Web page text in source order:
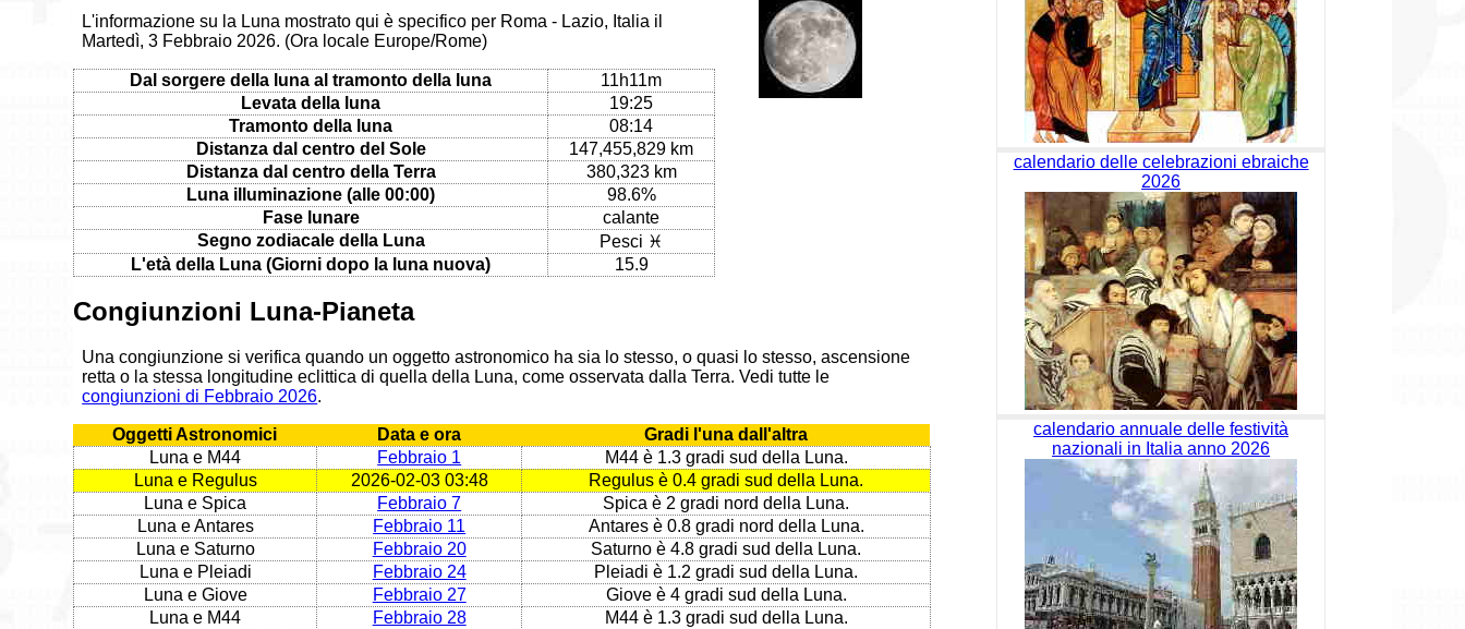
L'informazione su la Luna mostrato qui è specifico per Roma - Lazio, Italia il
Martedì, 3 Febbraio 2026. (Ora locale Europe/Rome)
Dal sorgere della luna al tramonto della luna
11h11m
Levata della luna
19:25
Tramonto della luna
08:14
Distanza dal centro del Sole
147,455,829 km
Distanza dal centro della Terra
380,323 km
Luna illuminazione (alle 00:00)
98.6%
Fase lunare
calante
Segno zodiacale della Luna
Pesci ♓
L'età della Luna (Giorni dopo la luna nuova)
15.9
Congiunzioni Luna-Pianeta
Una congiunzione si verifica quando un oggetto astronomico ha sia lo stesso, o quasi lo stesso, ascensione
retta o la stessa longitudine eclittica di quella della Luna, come osservata dalla Terra. Vedi tutte le
congiunzioni di Febbraio 2026.
Oggetti Astronomici Data e ora
Gradi l'una dall'altra
Luna e M44
Febbraio 1
M44 è 1.3 gradi sud della Luna.
Luna e Regulus
2026-02-03 03:48
Regulus è 0.4 gradi sud della Luna.
Luna e Spica
Febbraio 7
Spica è 2 gradi nord della Luna.
Luna e Antares
Febbraio 11
Antares è 0.8 gradi nord della Luna.
Luna e Saturno
Febbraio 20
Saturno è 4.8 gradi sud della Luna.
Luna e Pleiadi
Febbraio 24
Pleiadi è 1.2 gradi sud della Luna.
Luna e Giove
Febbraio 27
Giove è 4 gradi sud della Luna.
Luna e M44
Febbraio 28 M44 è 1.3 gradi sud della Luna.
calendario delle celebrazioni ebraiche
2026
calendario annuale delle festività
nazionali in Italia anno 2026